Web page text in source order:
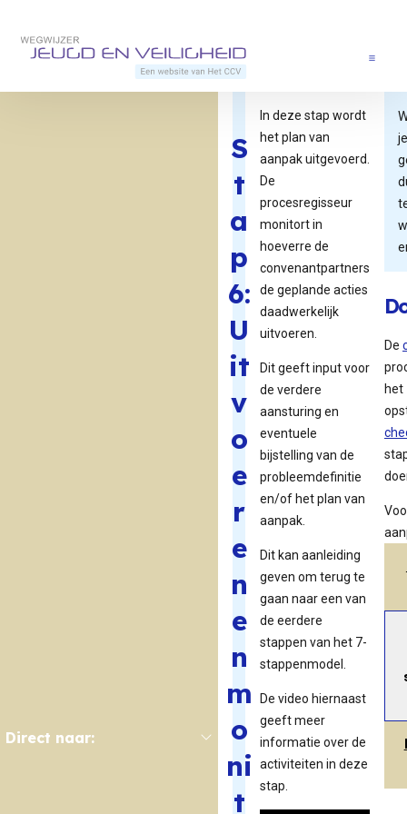
Terug naar de startpagina
S
t
a
p
6:
U
it
v
o
e
r
e
n
e
n
m
o
ni
t
Direct naar:
In deze stap wordt
hetplan van
aanpakuitgevoerd.
De
procesregisseur
monitort in
hoeverre de
convenantpartners
de geplande acties
daadwerkelijk
uitvoeren.
Dit geeft input voor
de verdere
aansturing en
eventuele
bijstelling van de
probleemdefinitie
en/of hetplan van
aanpak
Dit kan aanleiding
geven om terug te
gaan naar een van
de eerdere
stappen van het 7-
stappenmodel.
De video hiernaast
geeft meer
informatie over de
activiteiten in deze
stap.
De
het